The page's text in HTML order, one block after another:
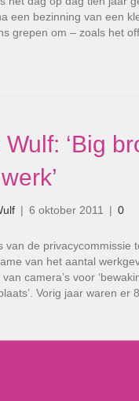
een bezinning van een
grepen om – zoals het
‘Big
| 6 oktober 2011 | 0
van de privacycommissie
van het aantal
camera’s voor
Vorig jaar waren er